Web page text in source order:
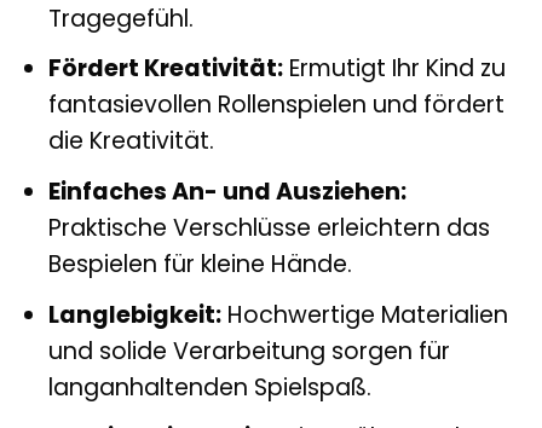
Tragegefühl.
Fördert Kreativität:Ermutigt Ihr Kind zu
fantasievollen Rollenspielen und fördert
die Kreativität.
Einfaches An- und Ausziehen:
Praktische Verschlüsse erleichtern das
Bespielen für kleine Hände.
Langlebigkeit:Hochwertige Materialien
und solide Verarbeitung sorgen für
langanhaltenden Spielspaß.